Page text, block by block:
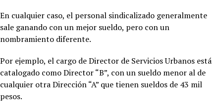
En cualquier caso, el personal sindicalizado generalmente
sale ganando con un mejor sueldo, pero con un
nombramiento diferente.
Por ejemplo, el cargo de Director de Servicios Urbanos está
catalogado como Director “B”, con un sueldo menor al de
cualquier otra Dirección “A” que tienen sueldos de 43 mil
pesos.